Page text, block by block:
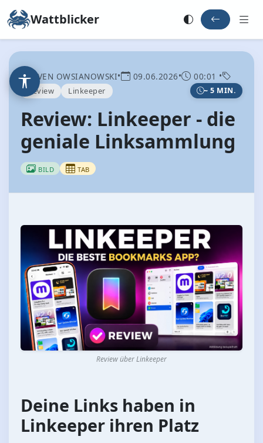
Wattblicker
SVEN OWSIANOWSKI• 09.06.2026• 00:01 •
Review Linkeeper ~ 5 MIN.
Review: Linkeeper - die
geniale Linksammlung
BILD TAB
Review über Linkeeper
Deine Links haben in
Linkeeper ihren Platz